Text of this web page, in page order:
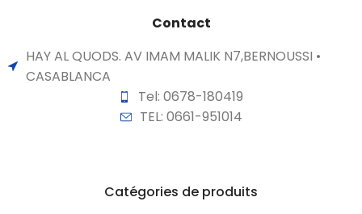
Contact
HAY AL QUODS. AV IMAM MALIK N7,BERNOUSSI •
CASABLANCA
Tel: 0678-180419
TEL: 0661-951014
Catégories de produits